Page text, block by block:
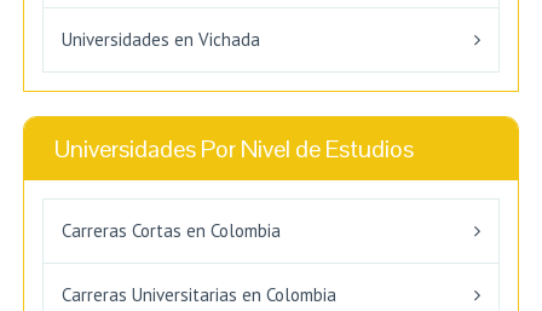
Universidades en Vichada
Universidades Por Nivel de Estudios
Carreras Cortas en Colombia
Carreras Universitarias en Colombia